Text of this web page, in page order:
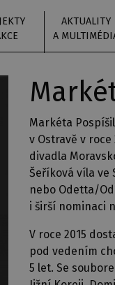
AKTUALITY
A
Markéta
v Ostravě v
divadla
Šeříková víla ve
nebo Odetta/
i širší nominaci
V roce 2015
pod vedením
5 let. Se